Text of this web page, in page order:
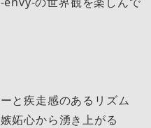
と疾走感のあるリズム
妬心から湧き上がる